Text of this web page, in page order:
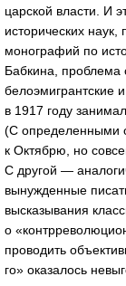
царской власти. И
исторических
монографий по
Бабкина, проблема
белоэмигрантские
в 1917 году
(С определенными
к Октябрю, но
С другой —
вынужденные
высказывания
о
проводить
го» оказалось